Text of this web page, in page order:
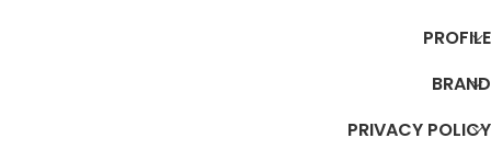
PROFILE
BRAND
PRIVACY POLICY